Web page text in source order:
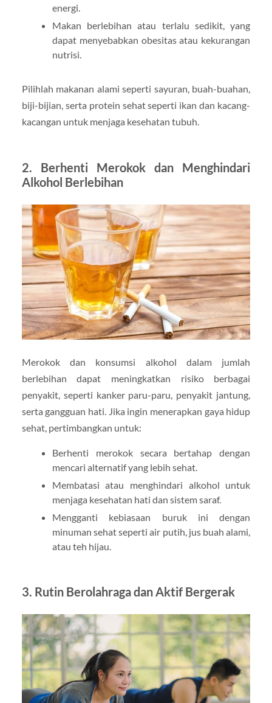
energi.
Makan berlebihan atau terlalu sedikit, yang
dapat menyebabkan obesitas atau kekurangan
nutrisi.
Pilihlah makanan alami seperti sayuran, buah-buahan,
biji-bijian, serta protein sehat seperti ikan dan kacang-
kacangan untuk menjaga kesehatan tubuh.
2. Berhenti Merokok dan Menghindari
Alkohol Berlebihan
Merokok dan konsumsi alkohol dalam jumlah
berlebihan dapat meningkatkan risiko berbagai
penyakit, seperti kanker paru-paru, penyakit jantung,
serta gangguan hati. Jika ingin menerapkan gaya hidup
sehat, pertimbangkan untuk:
Berhenti merokok secara bertahap dengan
mencari alternatif yang lebih sehat.
Membatasi atau menghindari alkohol untuk
menjaga kesehatan hati dan sistem saraf.
Mengganti kebiasaan buruk ini dengan
minuman sehat seperti air putih, jus buah alami,
atau teh hijau.
3. Rutin Berolahraga dan Aktif Bergerak